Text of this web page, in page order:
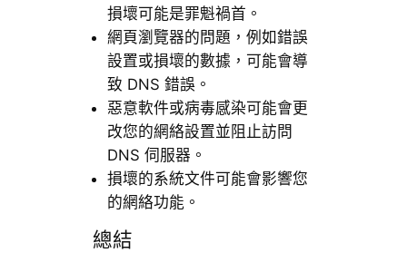
損壞可能是罪魁禍首。
網頁瀏覽器的問題，例如錯誤
設置或損壞的數據，可能會導
致 DNS 錯誤。
惡意軟件或病毒感染可能會更
改您的網絡設置並阻止訪問
DNS 伺服器。
損壞的系統文件可能會影響您
的網絡功能。
總結